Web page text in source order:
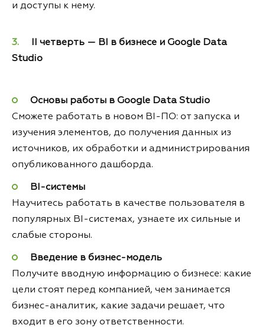
и доступы к нему.
II четверть — BI в бизнесе и Google Data
Studio
Основы работы в Google Data Studio
Сможете работать в новом BI-ПО: от запуска и
изучения элементов, до получения данных из
источников, их обработки и администрирования
опубликованного дашборда.
BI-системы
Научитесь работать в качестве пользователя в
популярных BI-системах, узнаете их сильные и
слабые стороны.
Введение в бизнес-модель
Получите вводную информацию о бизнесе: какие
цели стоят перед компанией, чем занимается
бизнес-аналитик, какие задачи решает, что
входит в его зону ответственности.